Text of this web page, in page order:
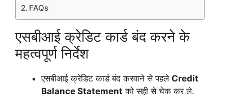
FAQs
एसबीआई क्रेडिट कार्ड बंद करने के
महत्वपूर्ण निर्देश
एसबीआई क्रेडिट कार्ड बंद करवाने से पहले Credit
Balance Statement को सही से चेक कर ले.